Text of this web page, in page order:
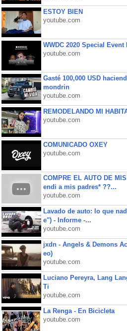
ESTOY BIEN
youtube.com
WWDC 2020 Special
youtube.com
Gasté 100,000 USD
mondrin
youtube.com
REMODELANDO MI
youtube.com
COMUNICADO OXEY
youtube.com
COMPRE EL AUTO DE
endi a mis padres* ??...
youtube.com
Lavado de auto: lo que
e") - Informe -...
youtube.com
jxdn - Angels & Demons
eo)
youtube.com
Luciano Pereyra, Lang
Ti
youtube.com
La Renga - En Bicicleta
youtube.com